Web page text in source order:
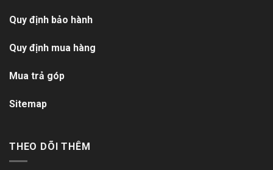
Quy định bảo hành
Quy định mua hàng
Mua trả góp
Sitemap
THEO DÕI THÊM